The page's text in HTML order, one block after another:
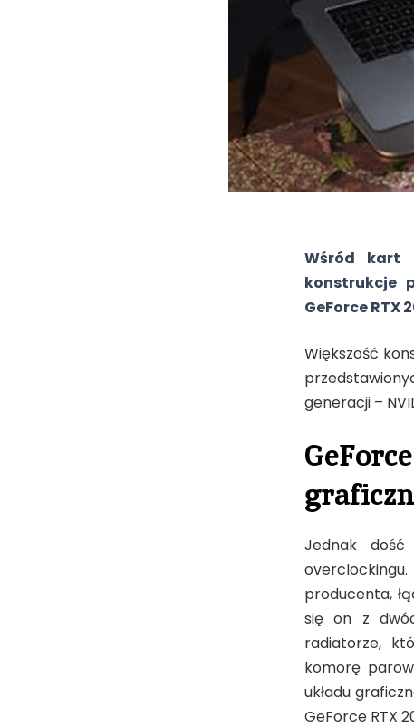
Wśród kart
konstrukcje
GeForce RTX
Większość
generacji –
Jednak
producenta,
się on z
radiatorze,
komorę
układu
GeForce RTX